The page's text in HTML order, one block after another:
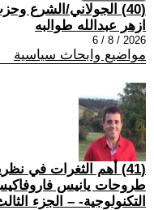
(40) الجولاني/الشرع وحزب الله: ما الذي تغيّر..؟!
ازهر عبدالله طوالبه
2026 / 8 / 6
مواضيع وابحاث سياسية
(41) أهم الثغرات في
طروحات يانيس
التكنولوجية- – الجزء